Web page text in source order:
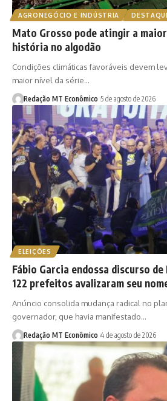
AGRONEGÓCIO E INDÚSTRIA
Mato Grosso pode atingir a
história no algodão
Condições climáticas favoráveis devem
maior nível da série…
Redação MT Econômico 5 de agosto de 2026
ELEIÇÕES
Fábio Garcia endossa discurso
122 prefeitos avalizaram seu
Anúncio consolida mudança radical no
governador, que havia manifestado…
Redação MT Econômico 4 de agosto de 2026